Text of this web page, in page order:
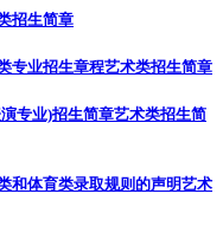
招生简章
专业招生章程艺术类招生简章
专业)招生简章艺术类招生简
和体育类录取规则的声明艺术